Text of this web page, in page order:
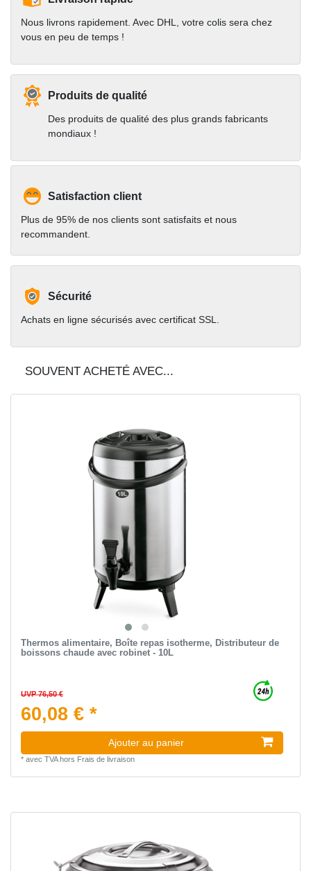
Nous livrons rapidement. Avec DHL, votre colis sera chez
vous en peu de temps !
Produits de qualité
Des produits de qualité des plus grands fabricants
mondiaux !
Satisfaction client
Plus de 95% de nos clients sont satisfaits et nous
recommandent.
Sécurité
Achats en ligne sécurisés avec certificat SSL.
SOUVENT ACHETÉ AVEC...
Thermos alimentaire, Boîte repas isotherme, Distributeur de
boissons chaude avec robinet - 10L
UVP 76,50 €
60,08 € *
Ajouter au panier
* avec TVAhors Frais de livraison